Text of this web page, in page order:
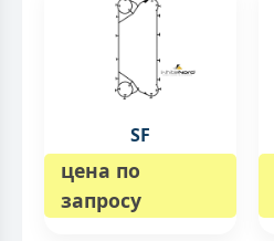
SF
цена по
запросу